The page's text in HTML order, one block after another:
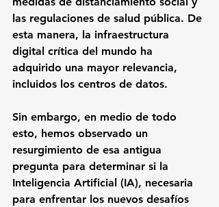
las regulaciones de salud pública. De
esta manera, la infraestructura
digital crítica del mundo ha
adquirido una mayor relevancia,
incluidos los centros de datos.
Sin embargo, en medio de todo
esto, hemos observado un
resurgimiento de esa antigua
pregunta para determinar si la
Inteligencia Artificial (IA), necesaria
para enfrentar los nuevos desafíos